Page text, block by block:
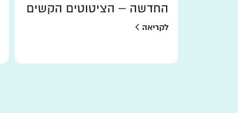
החדשה – הציטוטים הקשים
לקריאה